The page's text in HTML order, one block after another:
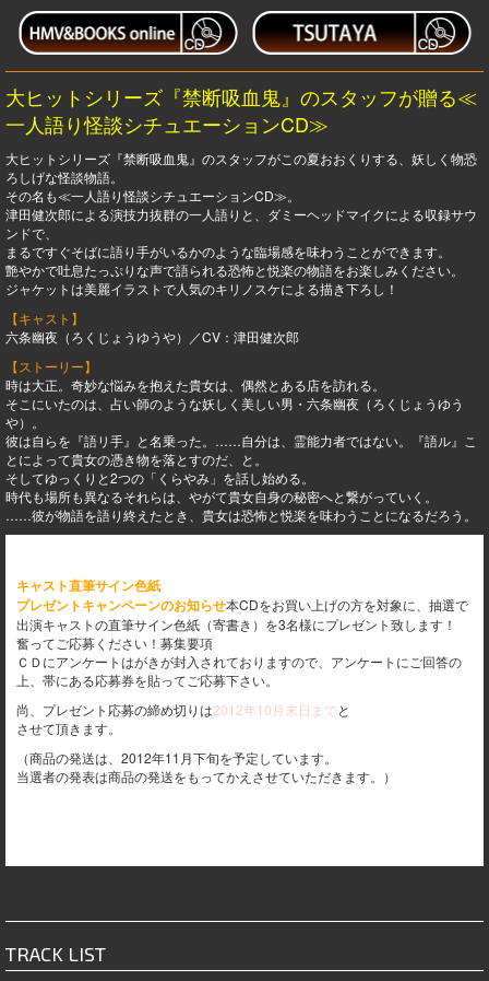
大ヒットシリーズ『禁断吸血鬼』のスタッフが贈る≪
一人語り怪談シチュエーションCD≫
大ヒットシリーズ『禁断吸血鬼』のスタッフがこの夏おおくりする、妖しく物恐
ろしげな怪談物語。
その名も≪一人語り怪談シチュエーションCD≫。
津田健次郎による演技力抜群の一人語りと、ダミーヘッドマイクによる収録サウ
ンドで、
まるですぐそばに語り手がいるかのような臨場感を味わうことができます。
艶やかで吐息たっぷりな声で語られる恐怖と悦楽の物語をお楽しみください。
ジャケットは美麗イラストで人気のキリノスケによる描き下ろし！
【キャスト】
六条幽夜（ろくじょうゆうや）／CV：津田健次郎
【ストーリー】
時は大正。奇妙な悩みを抱えた貴女は、偶然とある店を訪れる。
そこにいたのは、占い師のような妖しく美しい男・六条幽夜（ろくじょうゆう
や）。
彼は自らを『語リ手』と名乗った。……自分は、霊能力者ではない。『語ル』こ
とによって貴女の憑き物を落とすのだ、と。
そしてゆっくりと2つの「くらやみ」を話し始める。
時代も場所も異なるそれらは、やがて貴女自身の秘密へと繋がっていく。
……彼が物語を語り終えたとき、貴女は恐怖と悦楽を味わうことになるだろう。
キャスト直筆サイン色紙
プレゼントキャンペーンのお知らせ本CDをお買い上げの方を対象に、抽選で
出演キャストの直筆サイン色紙（寄書き）を3名様にプレゼント致します！
奮ってご応募ください！募集要項
ＣＤにアンケートはがきが封入されておりますので、アンケートにご回答の
上、帯にある応募券を貼ってご応募下さい。
尚、プレゼント応募の締め切りは2012年10月末日までと
させて頂きます。
（商品の発送は、2012年11月下旬を予定しています。
当選者の発表は商品の発送をもってかえさせていただきます。）
TRACK LIST